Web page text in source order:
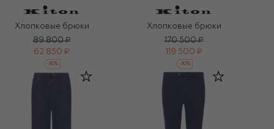
Хлопковые брюки
89 800 ₽
62 850 ₽
-30%
Хлопковые брюки
170 500 ₽
119 500 ₽
-30%